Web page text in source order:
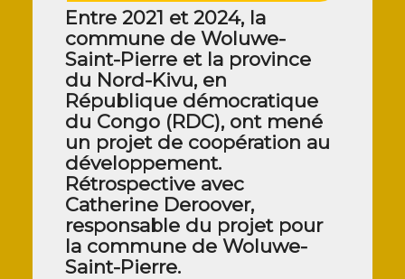
Entre 2021 et 2024, la
commune de Woluwe-
Saint-Pierre et la province
du Nord-Kivu, en
République démocratique
du Congo (RDC), ont mené
un projet de coopération au
développement.
Rétrospective avec
Catherine Deroover,
responsable du projet pour
la commune de Woluwe-
Saint-Pierre.